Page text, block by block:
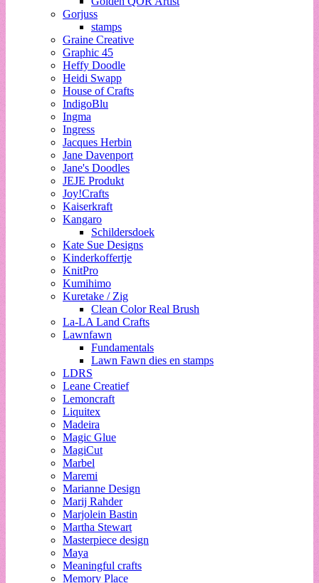
Gorjuss
stamps
Graine Creative
Graphic 45
Heffy Doodle
Heidi Swapp
House of Crafts
IndigoBlu
Ingma
Ingress
Jacques Herbin
Jane Davenport
Jane's Doodles
JEJE Produkt
Joy!Crafts
Kaiserkraft
Kangaro
Schildersdoek
Kate Sue Designs
Kinderkoffertje
KnitPro
Kumihimo
Kuretake / Zig
Clean Color Real Brush
La-LA Land Crafts
Lawnfawn
Fundamentals
Lawn Fawn dies en stamps
LDRS
Leane Creatief
Lemoncraft
Liquitex
Madeira
Magic Glue
MagiCut
Marbel
Maremi
Marianne Design
Marij Rahder
Marjolein Bastin
Martha Stewart
Masterpiece design
Maya
Meaningful crafts
Memory Place